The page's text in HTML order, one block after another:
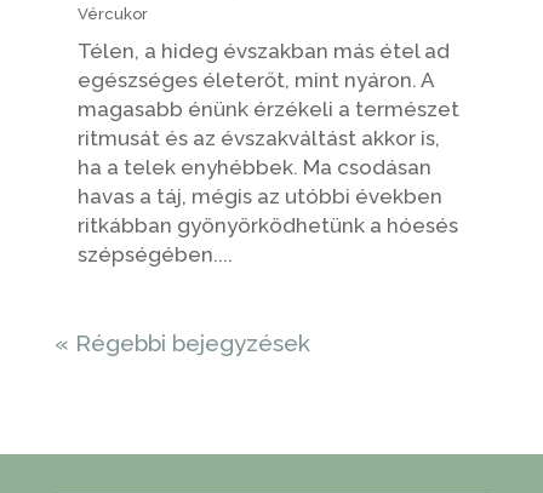
Vércukor
Télen, a hideg évszakban más étel ad
egészséges életerőt, mint nyáron. A
magasabb énünk érzékeli a természet
ritmusát és az évszakváltást akkor is,
ha a telek enyhébbek. Ma csodásan
havas a táj, mégis az utóbbi években
ritkábban gyönyörködhetünk a hóesés
szépségében....
« Régebbi bejegyzések